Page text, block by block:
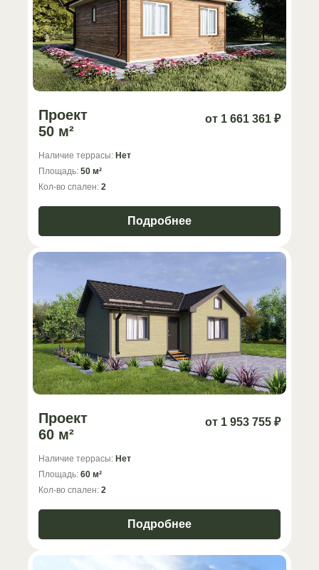
Проект
50 м²
от 1 661 361 ₽
Наличие террасы: Нет
Площадь: 50 м²
Кол-во спален: 2
Подробнее
Проект
60 м²
от 1 953 755 ₽
Наличие террасы: Нет
Площадь: 60 м²
Кол-во спален: 2
Подробнее